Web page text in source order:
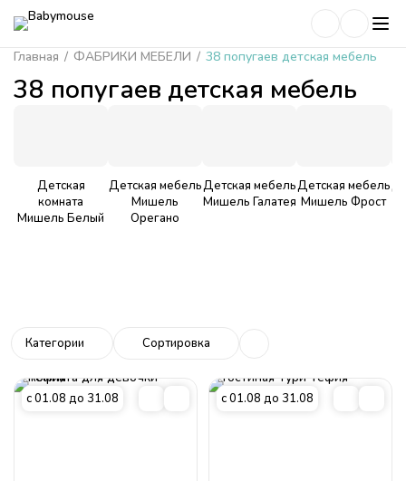
Главная / ФАБРИКИ МЕБЕЛИ / 38 попугаев детская мебель
38 попугаев детская мебель
Детская
комната
Мишель Белый
Детская мебель
Мишель
Орегано
Детская мебель
Мишель Галатея
Детская мебель
Мишель Фрост
Категории Сортировка
с 01.08 до 31.08 с 01.08 до 31.08